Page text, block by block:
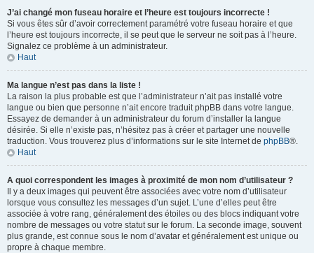
J’ai changé mon fuseau horaire et l’heure est toujours incorrecte !
Si vous êtes sûr d’avoir correctement paramétré votre fuseau horaire et que
l’heure est toujours incorrecte, il se peut que le serveur ne soit pas à l’heure.
Signalez ce problème à un administrateur.
Haut
Ma langue n’est pas dans la liste !
La raison la plus probable est que l’administrateur n’ait pas installé votre
langue ou bien que personne n’ait encore traduit phpBB dans votre langue.
Essayez de demander à un administrateur du forum d’installer la langue
désirée. Si elle n’existe pas, n’hésitez pas à créer et partager une nouvelle
traduction. Vous trouverez plus d’informations sur le site Internet de phpBB®.
Haut
A quoi correspondent les images à proximité de mon nom d’utilisateur ?
Il y a deux images qui peuvent être associées avec votre nom d’utilisateur
lorsque vous consultez les messages d’un sujet. L’une d’elles peut être
associée à votre rang, généralement des étoiles ou des blocs indiquant votre
nombre de messages ou votre statut sur le forum. La seconde image, souvent
plus grande, est connue sous le nom d’avatar et généralement est unique ou
propre à chaque membre.